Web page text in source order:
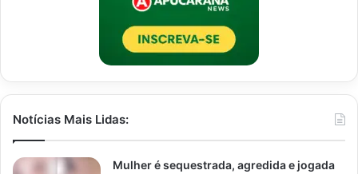
Notícias Mais Lidas:
Mulher é sequestrada, agredida e jogada